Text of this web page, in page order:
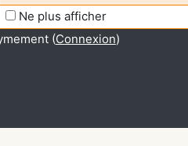
Ne plus afficher
(Connexion)